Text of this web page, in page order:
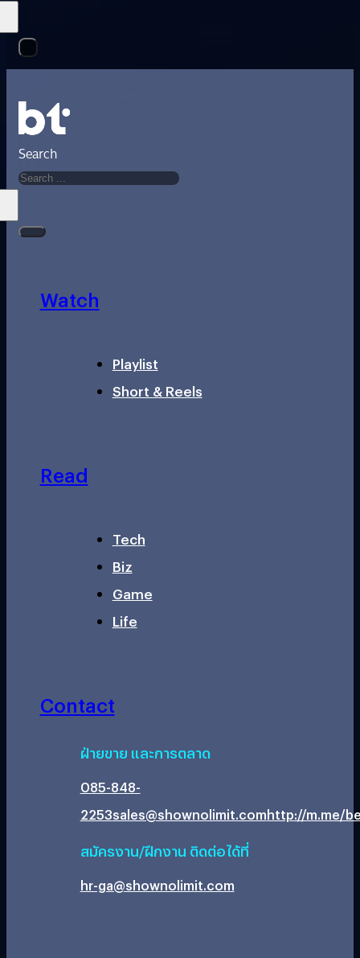
Search
Watch
Playlist
Short & Reels
Read
Tech
Biz
Game
Life
Contact
ฝ่ายขาย และการตลาด
085-848-
2253sales@shownolimit.comhttp://m.me/
สมัครงาน/ฝึกงาน ติดต่อได้ที่
hr-ga@shownolimit.com